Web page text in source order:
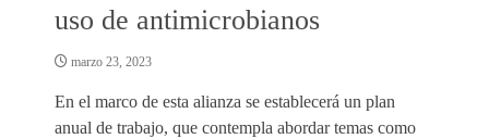
uso de antimicrobianos
marzo 23, 2023
En el marco de esta alianza se establecerá un plan
anual de trabajo, que contempla abordar temas como